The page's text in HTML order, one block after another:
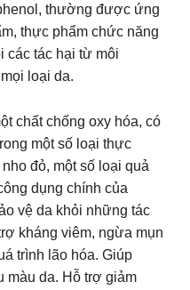
thường được ứng
thực phẩm chức năng
các tác hại từ môi
loại da.
chất chống oxy hóa, có
một số loại thực
đỏ, một số loại quả
dụng chính của
vệ da khỏi những tác
kháng viêm, ngừa mụn
trình lão hóa. Giúp
màu da. Hỗ trợ giảm